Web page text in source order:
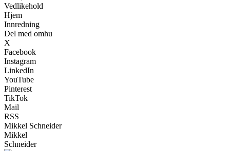
Vedlikehold
Hjem
Innredning
Del med omhu
X
Facebook
Instagram
LinkedIn
YouTube
Pinterest
TikTok
Mail
RSS
Mikkel Schneider
Mikkel
Schneider